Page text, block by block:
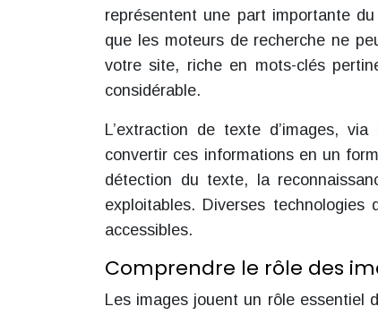
représentent une part importante
que les moteurs de recherche ne
votre site, riche en mots-clés
considérable.
L’extraction de texte d’images,
convertir ces informations en un
détection du texte, la
exploitables. Diverses
accessibles.
Comprendre le rôle des
Les images jouent un rôle essentiel